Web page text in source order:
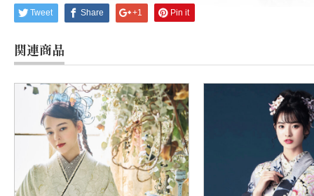
Tweet Share +1 Pin it
関連商品